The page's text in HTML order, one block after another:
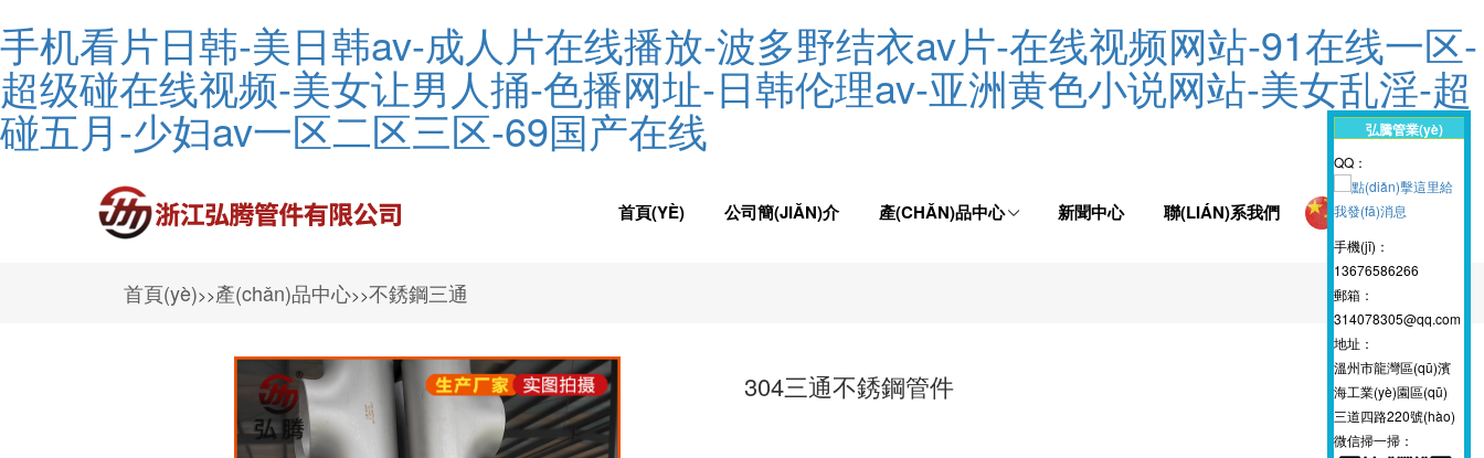
手机看片日韩-美日韩av-成人片在线播放-波多野结衣av片-在线视频网站-91在线一区-
超级碰在线视频-美女让男人捅-色播网址-日韩伦理av-亚洲黄色小说网站-美女乱淫-超
碰五月-少妇av一区二区三区-69国产在线
首頁(YÈ) 公司簡(JIǍN)介 產(CHǍN)品中心 新聞中心 聯(LIÁN)系我們
首頁(yè)>>產(chǎn)品中心>>不銹鋼三通
304三通不銹鋼管件
弘騰管業(yè)
QQ：
手機(jī)：
13676586266
郵箱：
314078305@qq.com
地址：
溫州市龍灣區(qū)濱
海工業(yè)園區(qū)
三道四路220號(hào)
微信掃一掃：